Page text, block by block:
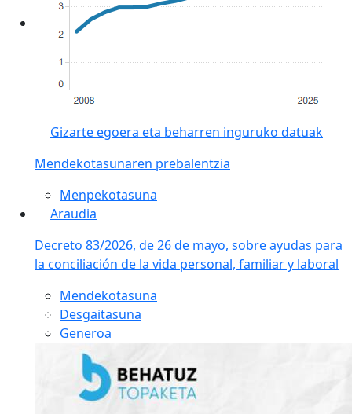
Gizarte egoera eta beharren inguruko datuak
Mendekotasunaren prebalentzia
Menpekotasuna
Araudia
Decreto 83/2026, de 26 de mayo, sobre ayudas para
la conciliación de la vida personal, familiar y laboral
Mendekotasuna
Desgaitasuna
Generoa